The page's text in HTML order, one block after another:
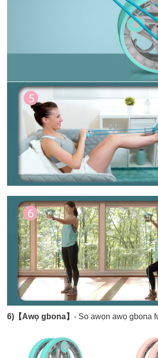
6)【Awọ gbona】- So awọn awọ gbona